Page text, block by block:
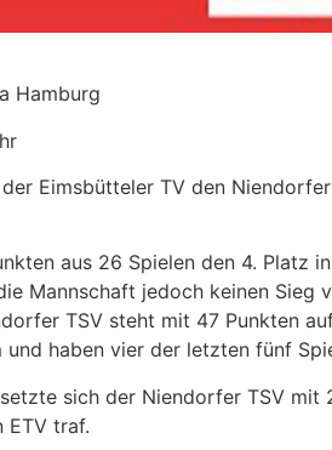
Hamburg
Eimsbütteler TV den
aus 26 Spielen den 4. Platz
Mannschaft jedoch keinen Sieg
TSV steht mit 47 Punkten
haben vier der letzten fünf
sich der Niendorfer TSV
traf.